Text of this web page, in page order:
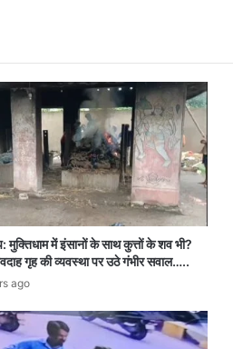
मुक्तिधाम में इंसानों के साथ कुत्तों के शव भी?
गृह की व्यवस्था पर उठे गंभीर सवाल…..
ago